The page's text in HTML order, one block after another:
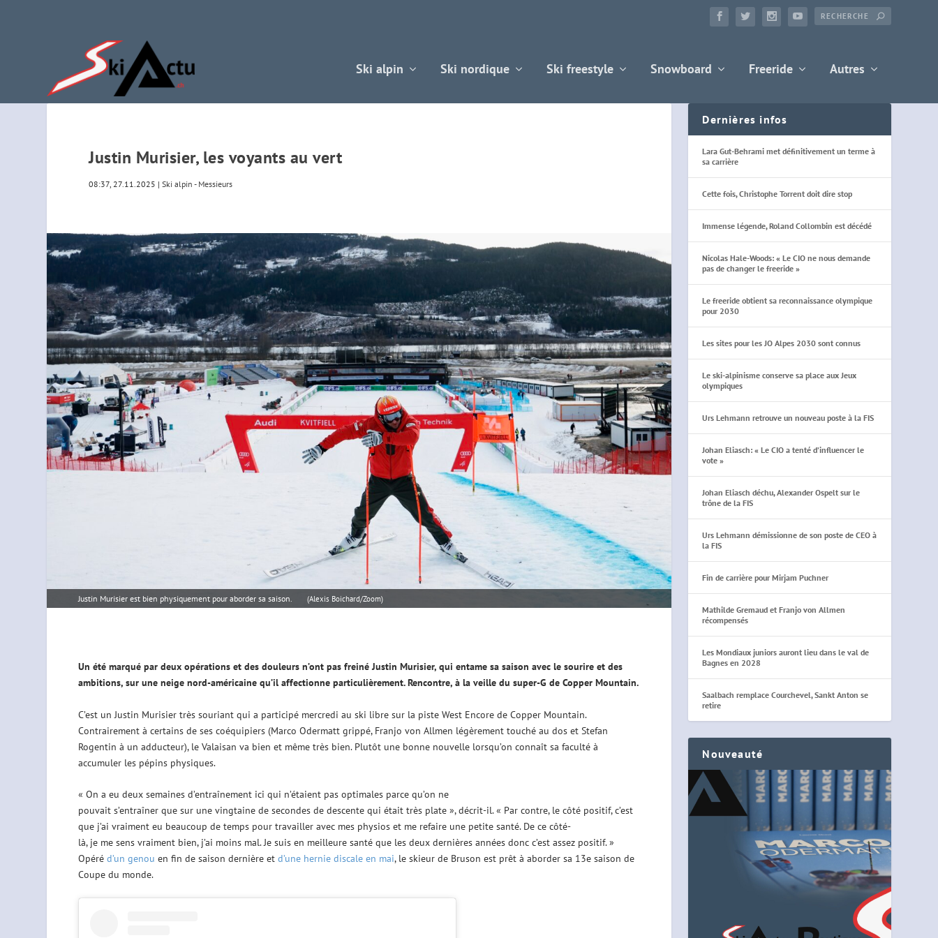
Ski alpin Ski nordique Ski freestyle Snowboard Freeride Autres
Justin Murisier, les voyants au vert
08:37, 27.11.2025 |Ski alpin - Messieurs
Justin Murisier est bien physiquement pour aborder sa saison. (Alexis Boichard/Zoom)
Un été marqué par deux opérations et des douleurs n’ont pas freiné Justin Murisier, qui entame sa saison avec le sourire et des
ambitions, sur une neige nord-américaine qu’il affectionne particulièrement. Rencontre, à la veille du super-G de Copper Mountain.
C’est un Justin Murisier très souriant qui a participé mercredi au ski libre sur la piste West Encore de Copper Mountain.
Contrairement à certains de ses coéquipiers (Marco Odermatt grippé, Franjo von Allmen légèrement touché au dos et Stefan
Rogentin à un adducteur), le Valaisan va bien et même très bien. Plutôt une bonne nouvelle lorsqu’on connaît sa faculté à
accumuler les pépins physiques.
« On a eu deux semaines d’entraînement ici qui n’étaient pas optimales parce qu’on ne
pouvait s’entraîner que sur une vingtaine de secondes de descente qui était très plate », décrit-il. « Par contre, le côté positif, c’est
que j’ai vraiment eu beaucoup de temps pour travailler avec mes physios et me refaire une petite santé. De ce côté-
là, je me sens vraiment bien, j’ai moins mal. Je suis en meilleure santé que les deux dernières années donc c’est assez positif. »
Opéré d’un genou en fin de saison dernière et d’une hernie discale en mai, le skieur de Bruson est prêt à aborder sa 13e saison de
Coupe du monde.
Dernières infos
Lara Gut-Behrami met définitivement un terme à
sa carrière
Cette fois, Christophe Torrent doit dire stop
Immense légende, Roland Collombin est décédé
Nicolas Hale-Woods: « Le CIO ne nous demande
pas de changer le freeride »
Le freeride obtient sa reconnaissance olympique
pour 2030
Les sites pour les JO Alpes 2030 sont connus
Le ski-alpinisme conserve sa place aux Jeux
olympiques
Urs Lehmann retrouve un nouveau poste à la FIS
Johan Eliasch: « Le CIO a tenté d’influencer le
vote »
Johan Eliasch déchu, Alexander Ospelt sur le
trône de la FIS
Urs Lehmann démissionne de son poste de CEO à
la FIS
Fin de carrière pour Mirjam Puchner
Mathilde Gremaud et Franjo von Allmen
récompensés
Les Mondiaux juniors auront lieu dans le val de
Bagnes en 2028
Saalbach remplace Courchevel, Sankt Anton se
retire
Nouveauté